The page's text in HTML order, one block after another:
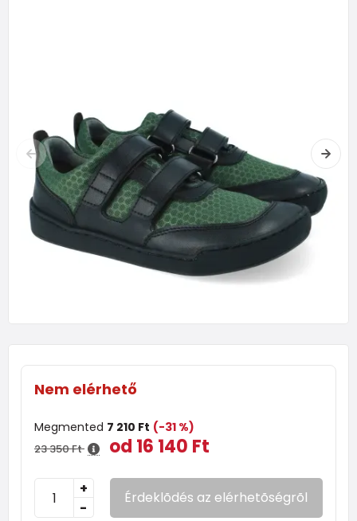
Nem elérhető
Megmented 7 210 Ft (-31 %)
23 350 Ft od 16 140 Ft
-
+ Érdeklõdés az elérhetõségrõl